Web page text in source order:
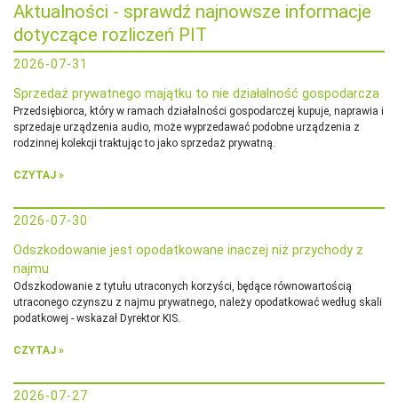
Aktualności - sprawdź najnowsze informacje
dotyczące rozliczeń PIT
2026-07-31
Sprzedaż prywatnego majątku to nie działalność gospodarcza
Przedsiębiorca, który w ramach działalności gospodarczej kupuje, naprawia i
sprzedaje urządzenia audio, może wyprzedawać podobne urządzenia z
rodzinnej kolekcji traktując to jako sprzedaż prywatną.
CZYTAJ »
2026-07-30
Odszkodowanie jest opodatkowane inaczej niż przychody z
najmu
Odszkodowanie z tytułu utraconych korzyści, będące równowartością
utraconego czynszu z najmu prywatnego, należy opodatkować według skali
podatkowej - wskazał Dyrektor KIS.
CZYTAJ »
2026-07-27